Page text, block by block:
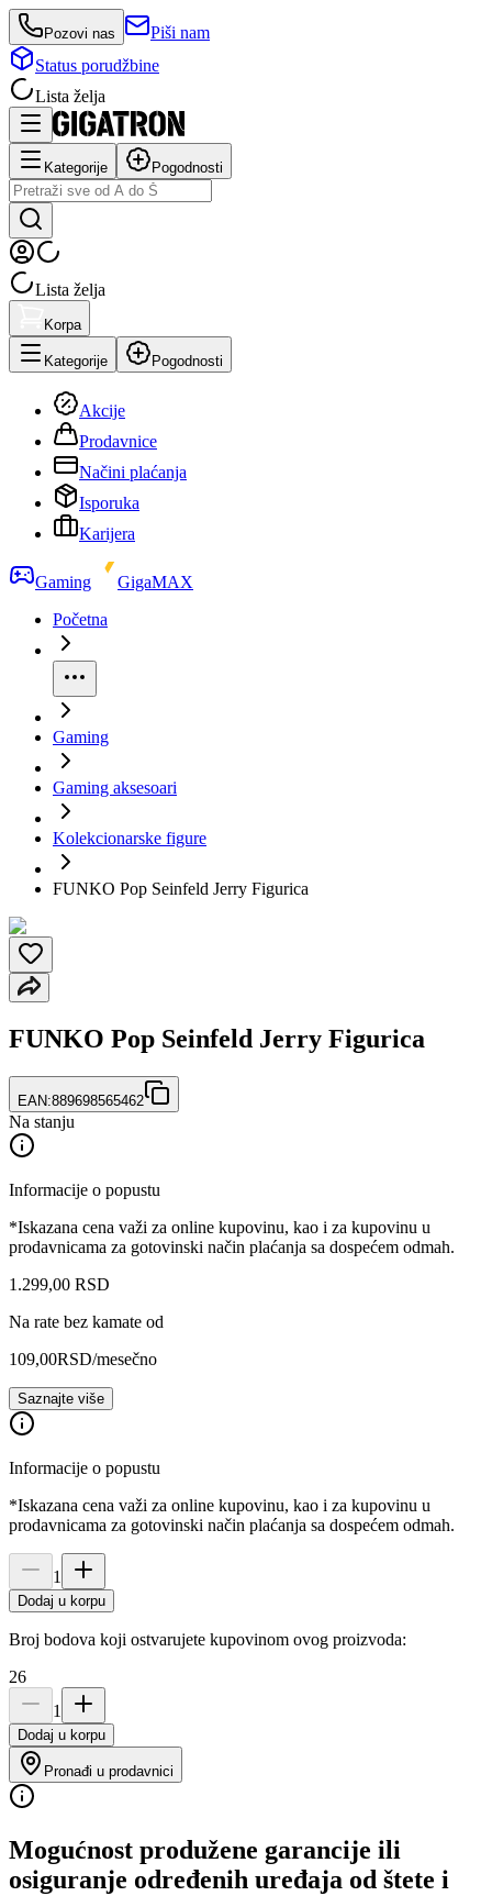
Pozovi nas
Piši nam
Status porudžbine
Lista želja
Kategorije Pogodnosti
Lista želja
Korpa
Kategorije Pogodnosti
Akcije
Prodavnice
Načini plaćanja
Isporuka
Karijera
Gaming
GigaMAX
Početna
Gaming
Gaming aksesoari
Kolekcionarske figure
FUNKO Pop Seinfeld Jerry Figurica
FUNKO Pop Seinfeld Jerry Figurica
EAN:889698565462
Na stanju
Informacije o popustu
*Iskazana cena važi za online kupovinu, kao i za kupovinu u
prodavnicama za gotovinski način plaćanja sa dospećem odmah.
1.299,00 RSD
Na rate bez kamate od
109,00RSD/mesečno
Saznajte više
Informacije o popustu
*Iskazana cena važi za online kupovinu, kao i za kupovinu u
prodavnicama za gotovinski način plaćanja sa dospećem odmah.
1
Dodaj u korpu
Broj bodova koji ostvarujete kupovinom ovog proizvoda:
26
1
Dodaj u korpu
Pronađi u prodavnici
Mogućnost produžene garancije ili
osiguranje određenih uređaja od štete i